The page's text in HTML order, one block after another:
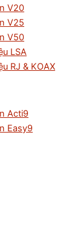
V20
V25
V50
LSA
RJ & KOAX
Acti9
Easy9